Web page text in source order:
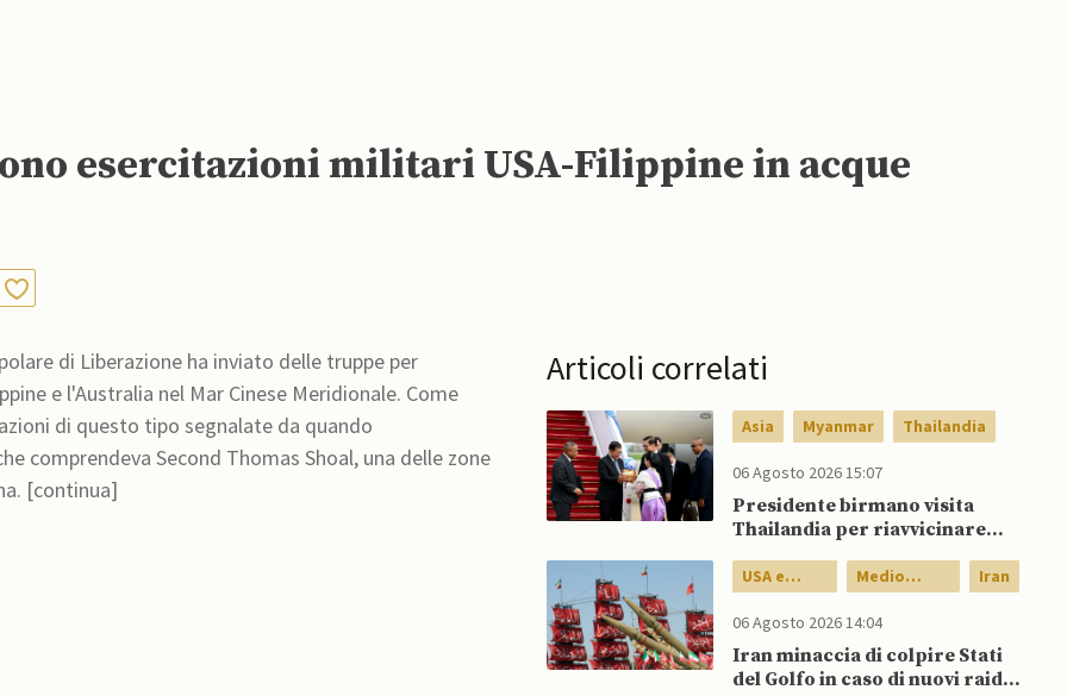
esercitazioni militari USA-Filippine in acque
di Liberazione ha inviato delle truppe per
e l'Australia nel Mar Cinese Meridionale. Come
di questo tipo segnalate da quando
comprendeva Second Thomas Shoal, una delle zone
più contese nella disputa territoriale del Paese con la Cina. [continua]
Articoli correlati
Asia Myanmar Thailandia
06 Agosto 2026 15:07
Presidente birmano visita
Thailandia per riavvicinare
USA e
Canada
Medio
Oriente
Iran
06 Agosto 2026 14:04
Iran minaccia di colpire Stati
del Golfo in caso di nuovi raid